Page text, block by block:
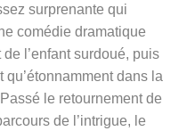
surprenante qui
comédie dramatique
l’enfant surdoué, puis
dans la
le retournement de
de l’intrigue, le